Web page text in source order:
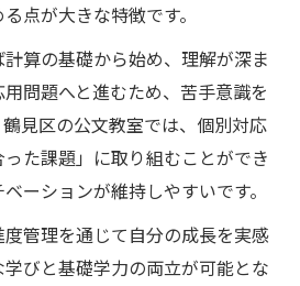
点が大きな特徴です。
算の基礎から始め、理解が深ま
問題へと進むため、苦手意識を
見区の公文教室では、個別対応
た課題」に取り組むことができ
ーションが維持しやすいです。
管理を通じて自分の成長を実感
びと基礎学力の両立が可能とな